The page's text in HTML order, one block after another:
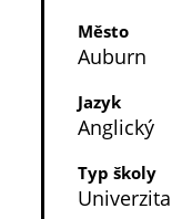
Město
Auburn
Jazyk
Anglický
Typ školy
Univerzita